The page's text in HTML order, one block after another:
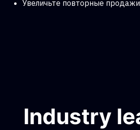
Увеличьте повторные продажи
Industry